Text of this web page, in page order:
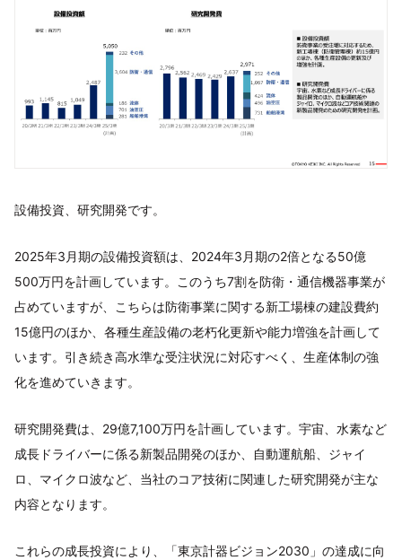
設備投資、研究開発です。
2025年3月期の設備投資額は、2024年3月期の2倍となる50億
500万円を計画しています。このうち7割を防衛・通信機器事業が
占めていますが、こちらは防衛事業に関する新工場棟の建設費約
15億円のほか、各種生産設備の老朽化更新や能力増強を計画して
います。引き続き高水準な受注状況に対応すべく、生産体制の強
化を進めていきます。
研究開発費は、29億7,100万円を計画しています。宇宙、水素など
成長ドライバーに係る新製品開発のほか、自動運航船、ジャイ
ロ、マイクロ波など、当社のコア技術に関連した研究開発が主な
内容となります。
これらの成長投資により、「東京計器ビジョン2030」の達成に向